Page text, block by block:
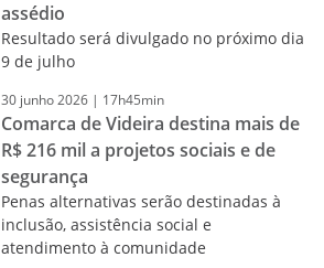
assédio
Resultado será divulgado no próximo dia
9 de julho
30 junho2026 | 17h45min
Comarca de Videira destina mais de
R$ 216 mil a projetos sociais e de
segurança
Penas alternativas serão destinadas à
inclusão, assistência social e
atendimento à comunidade